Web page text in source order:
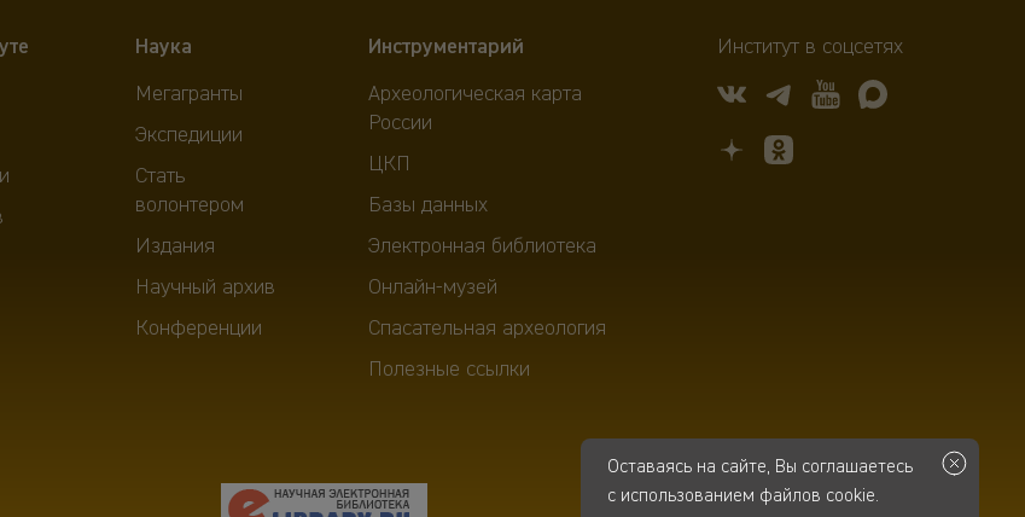
Наука
Мегагранты
Экспедиции
Стать
волонтером
Издания
Научный архив
Конференции
Инструментарий
Археологическая карта
России
ЦКП
Базы данных
Электронная библиотека
Онлайн-музей
Спасательная археология
Полезные ссылки
Институт в соцсетях
Оставаясь на сайте, Вы соглашаетесь
с использованием файлов cookie.